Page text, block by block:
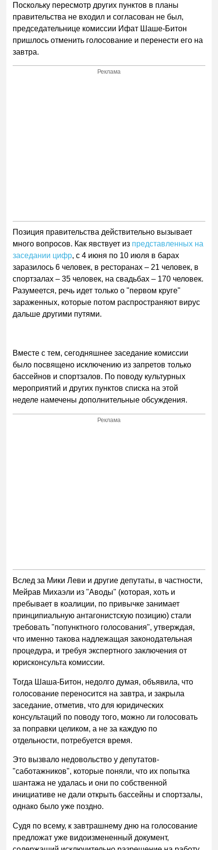
Поскольку пересмотр других пунктов в планы
правительства не входил и согласован не был,
председательнице комиссии Ифат Шаше-Битон
пришлось отменить голосование и перенести его на
завтра.
Реклама
Позиция правительства действительно вызывает
много вопросов. Как явствует из представленных на
заседании цифр, с 4 июня по 10 июля в барах
заразилось 6 человек, в ресторанах – 21 человек, в
спортзалах – 35 человек, на свадьбах – 170 человек.
Разумеется, речь идет только о "первом круге"
зараженных, которые потом распространяют вирус
дальше другими путями.
Вместе с тем, сегодняшнее заседание комиссии
было посвящено исключению из запретов только
бассейнов и спортзалов. По поводу культурных
мероприятий и других пунктов списка на этой
неделе намечены дополнительные обсуждения.
Реклама
Вслед за Мики Леви и другие депутаты, в частности,
Мейрав Михаэли из "Аводы" (которая, хоть и
пребывает в коалиции, по привычке занимает
принципиальную антагонистскую позицию) стали
требовать "попунктного голосования", утверждая,
что именно такова надлежащая законодательная
процедура, и требуя экспертного заключения от
юрисконсульта комиссии.
Тогда Шаша-Битон, недолго думая, объявила, что
голосование переносится на завтра, и закрыла
заседание, отметив, что для юридических
консультаций по поводу того, можно ли голосовать
за поправки целиком, а не за каждую по
отдельности, потребуется время.
Это вызвало недовольство у депутатов-
"саботажников", которые поняли, что их попытка
шантажа не удалась и они по собственной
инициативе не дали открыть бассейны и спортзалы,
однако было уже поздно.
Судя по всему, к завтрашнему дню на голосование
предложат уже видоизмененный документ,